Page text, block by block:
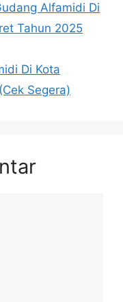
Alfamidi Di
Tahun 2025
Di Kota
Segera)